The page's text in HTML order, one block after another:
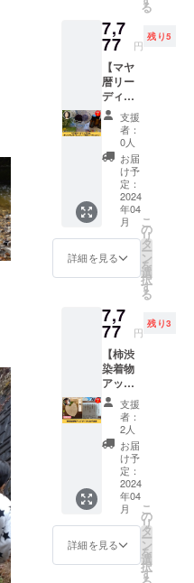
業の会
社を応
援した
い方 ＜
食品表
示＞ ・
名称：
ブレン
ドHerb
・商品
名：ナ
チュラ
ルハー
ティー"
!" ・原
材料
ル、
ホー
リーバ
ジル、
レモン
グラス
・内容
量：7ｇ
（1.4ｇ
×5） ・
保存方
法：直
射日
光、高
温多湿
て保存
してく
中か
ロータ
スにな
ります
が、収
穫のタ
イミン
グ次第
ですの
でお選
び頂く
ことが
できま
せんの
でご了
さい）
＜内容
ｇ 栽培
場所：
愛知県
愛西市
生産
者：ル
パン
ファー
ム 沖
佳昌 ※
郵送に
て、支
援者さ
まにお
届けさ
ただき
ます。
※送料込
く日本
の大地
を化学
物質に
浸食さ
せない
ように
し米作
りを守
りたい
という
思いで
活動し
ている
ばばっ
ちに敬
意を表
表示＞
名称：
米 原料
玄米：
はつし
も 内容
量：2kg
生産
者：一
般社団
法人
SEIMA
岐阜
県関市
肥田瀬
※2022
年に収
者は七
宗町に
限りま
せん）
「詰め
合わせ
の内
容」 ①
六方焼
②有平
巻 ③珈
琲ふぁ
ふぁ ＜
食品表
示＞ ①
六方焼
・名
名：小
麦粉・
砂糖・
水飴・
白手亡
豆・鶏
卵・膨
張剤 ・
内容
量：1個
・賞味
期限：
発送か
ら1週間
・保存
方法：
直射日
る
7,7
77 円
残り5
【マヤ
暦リー
ディン
グ付
き、オ
リジナ
ルオイ
ルスプ
レー作
成ワー
ショッ
プ】 オ
リジナ
ルオイ
ルスプ
成ワー
ク
ショッ
プに参
加でき
る権利
です。
マヤ暦
リー
ディン
グも受
けられ
ます。
＜こん
な方に
おすす
め♪＞
支援
者：
0人
お届
け予
定：
2024
年04
月
詳細を見る
こ
の
リ
タ
ー
ン
を
選
択
す
る
7,7
77 円
残り3
【柿渋
染着物
アップ
サイク
ルあず
ま袋】
柿渋染
着物
アップ
サイク
ルあず
ま袋を1
個お届
けしま
す。 井
川がハ
支援
者：
2人
お届
け予
定：
2024
年04
月
詳細を見る
こ
の
リ
タ
ー
ン
を
選
択
す